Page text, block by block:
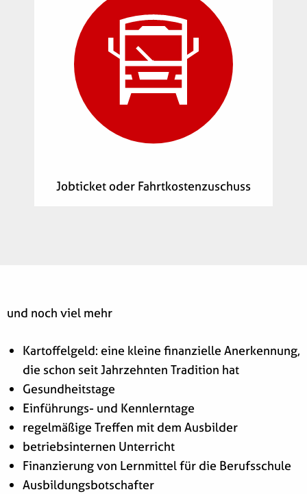
Jobticket oder Fahrtkostenzuschuss
und noch viel mehr
Kartoffelgeld: eine kleine finanzielle Anerkennung,
die schon seit Jahrzehnten Tradition hat
Gesundheitstage
Einführungs- und Kennlerntage
regelmäßige Treffen mit dem Ausbilder
betriebsinternen Unterricht
Finanzierung von Lernmittel für die Berufsschule
Ausbildungsbotschafter